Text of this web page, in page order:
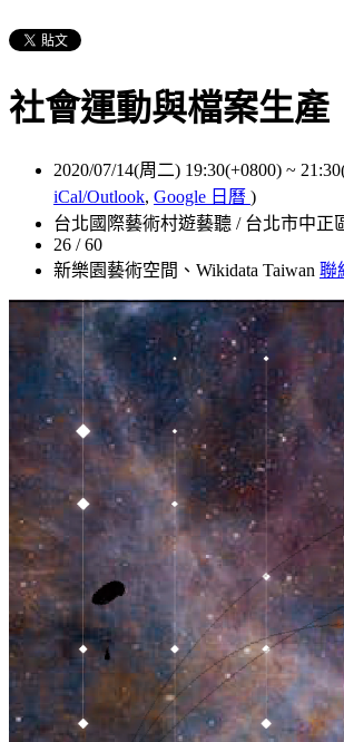
社會運動與檔案生產
2020/07/14(周二) 19:30(+0800) ~
iCal/Outlook, Google 日曆 )
台北國際藝術村遊藝聽 / 台北市中正
26 / 60
新樂園藝術空間、Wikidata Taiwan 聯